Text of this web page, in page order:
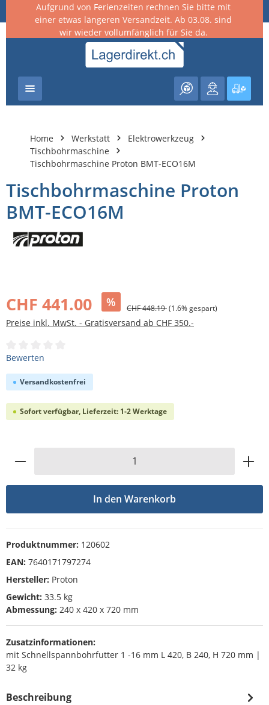
springen
Aufgrund von Ferienzeiten rechnen Sie bitte mit
einer etwas längeren Versandzeit. Ab 03.08. sind
wir wieder vollumfänglich für Sie da.
Home Werkstatt
Elektrowerkzeug
Tischbohrmaschine
Tischbohrmaschine Proton BMT-ECO16M
Tischbohrmaschine Proton
BMT-ECO16M
CHF 441.00 % CHF 448.19(1.6% gespart)
Preise inkl. MwSt. - Gratisversand ab CHF 350.-
Durchschnittliche Bewertung von 0 von 5 Sternen
Bewerten
Versandkostenfrei
Sofort verfügbar, Lieferzeit: 1-2 Werktage
Produkt Anzahl: Gib den gewünschten
In den Warenkorb
Produktnummer: 120602
EAN: 7640171797274
Hersteller: Proton
Gewicht: 33.5 kg
Abmessung: 240 x 420 x 720 mm
Zusatzinformationen:
mit Schnellspannbohrfutter 1 -16 mm L 420, B 240, H 720 mm |
32 kg
Beschreibung